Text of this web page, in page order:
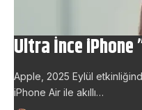
Ultra İnce iPhone
Apple, 2025 Eylül
iPhone Air ile akıllı…